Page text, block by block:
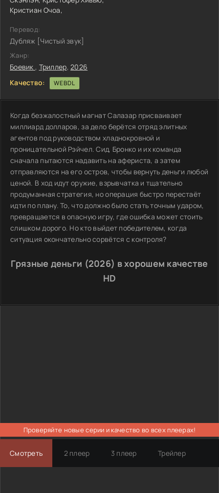
Кристиан Очоа,
Перевод:
Дубляж [Чистый звук]
Жанр:
Боевик , Триллер,2026
Качество:
WEBDL
Когда безжалостный магнат Салазар присваивает
миллиард долларов, за дело берётся отряд элитных
агентов под руководством хладнокровной и
проницательной Рэйчел. Сид, Бронко и их команда
сначала пытаются надавить на афериста, а затем
отправляются на его остров, чтобы вернуть деньги любой
ценой. В ход идут оружие, взрывчатка и тщательно
продуманная стратегия, но операция быстро перестаёт
идти по плану. То, что должно было стать точным ударом,
превращается в опасную игру, где ошибка может стоить
слишком дорого. Но кто выйдет победителем, когда
ситуация окончательно сорвётся с контроля?
Грязные деньги (2026) в хорошем качестве
HD
Проверяйте новые серии и качество во всех плеерах!
Смотреть 2 плеер 3 плеер Трейлер